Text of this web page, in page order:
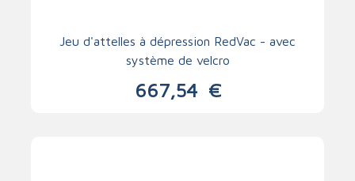
Jeu d'attelles à dépression RedVac - avec
système de velcro
667,54 €